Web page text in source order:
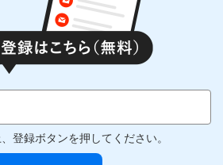
登録ボタンを押してください。